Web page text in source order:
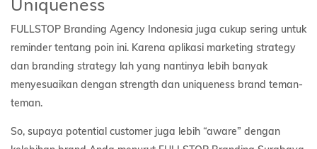
FULLSTOP Branding Agency Indonesia juga cukup sering untuk
reminder tentang poin ini. Karena aplikasi marketing strategy
dan branding strategy lah yang nantinya lebih banyak
menyesuaikan dengan strength dan uniqueness brand teman-
teman.
So, supaya potential customer juga lebih “aware” dengan